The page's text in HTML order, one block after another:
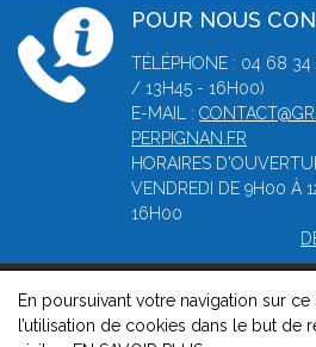
POUR NOUS
TÉLÉPHONE : 04 68
/ 13H45 - 16H00)
E-MAIL :
PERPIGNAN.FR
HORAIRES
VENDREDI DE 9H00 À
16H00
© 2026, Greffe du tribunal de
Mentions légales-Contact -Gestion
En poursuivant votre navigation sur
l’utilisation de cookies dans le but de